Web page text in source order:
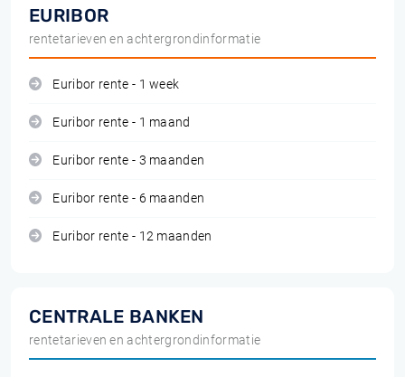
EURIBOR
rentetarieven en achtergrondinformatie
Euribor rente - 1 week
Euribor rente - 1 maand
Euribor rente - 3 maanden
Euribor rente - 6 maanden
Euribor rente - 12 maanden
CENTRALE BANKEN
rentetarieven en achtergrondinformatie